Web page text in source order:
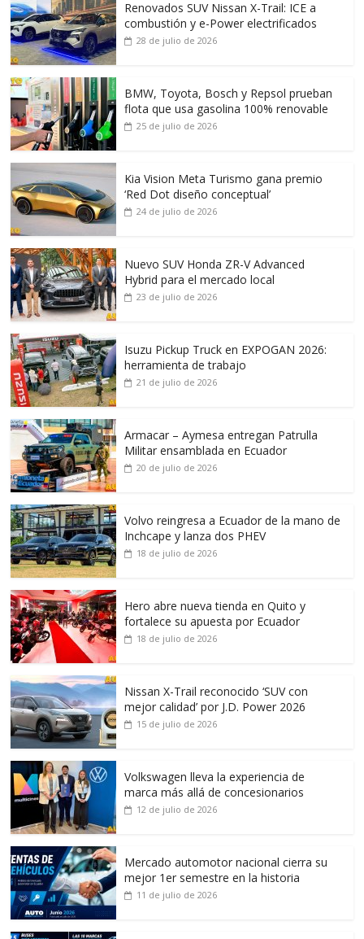
Renovados SUV Nissan X-Trail: ICE a
combustión y e-Power electrificados
28 de julio de 2026
BMW, Toyota, Bosch y Repsol prueban
flota que usa gasolina 100% renovable
25 de julio de 2026
Kia Vision Meta Turismo gana premio
‘Red Dot diseño conceptual’
24 de julio de 2026
Nuevo SUV Honda ZR-V Advanced
Hybrid para el mercado local
23 de julio de 2026
Isuzu Pickup Truck en EXPOGAN 2026:
herramienta de trabajo
21 de julio de 2026
Armacar – Aymesa entregan Patrulla
Militar ensamblada en Ecuador
20 de julio de 2026
Volvo reingresa a Ecuador de la mano de
Inchcape y lanza dos PHEV
18 de julio de 2026
Hero abre nueva tienda en Quito y
fortalece su apuesta por Ecuador
18 de julio de 2026
Nissan X-Trail reconocido ‘SUV con
mejor calidad’ por J.D. Power 2026
15 de julio de 2026
Volkswagen lleva la experiencia de
marca más allá de concesionarios
12 de julio de 2026
Mercado automotor nacional cierra su
mejor 1er semestre en la historia
11 de julio de 2026